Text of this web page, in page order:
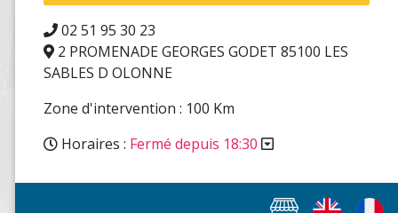
02 51 95 30 23
2 PROMENADE GEORGES GODET 85100 LES
SABLES D OLONNE
Zone d'intervention : 100 Km
Horaires : Fermé depuis 18:30